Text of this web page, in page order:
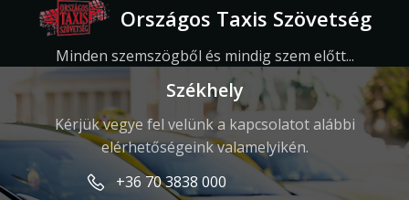
Országos Taxis Szövetség
Minden szemszögből és mindig szem előtt...
Székhely
Kérjük vegye fel velünk a kapcsolatot alábbi
elérhetőségeink valamelyikén.
+36 70 3838 000